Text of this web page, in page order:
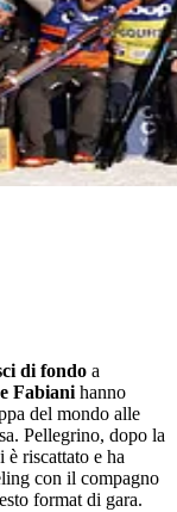
di fondo a
Fabiani hanno
del mondo alle
Pellegrino, dopo la
riscattato e ha
con il compagno
format di gara.